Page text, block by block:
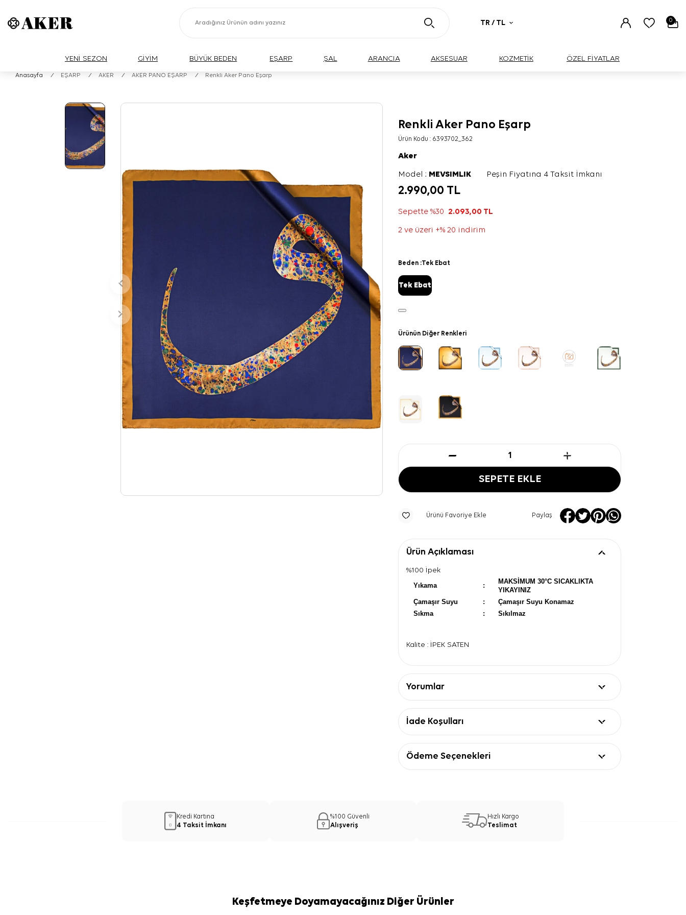
TR / TL 0
YENİ SEZON GİYİM BÜYÜK BEDEN EŞARP ŞAL ARANCIA AKSESUAR KOZMETİK ÖZEL FİYATLAR
Anasayfa / EŞARP / AKER / AKER PANO EŞARP / Renkli Aker Pano Eşarp
Renkli Aker Pano Eşarp
Ürün Kodu : 6393702_362
Aker
Model : MEVSIMLIK Peşin Fiyatına 4 Taksit İmkanı
2.990,00 TL
Sepette %30 2.093,00 TL
2 ve üzeri +% 20 indirim
Beden :Tek Ebat
Tek Ebat
Ürünün Diğer Renkleri
SEPETE EKLE
Ürünü Favoriye Ekle Paylaş
Ürün Açıklaması
%100 İpek
Yıkama
:
MAKSİMUM 30°C SICAKLIKTA
YIKAYINIZ
Çamaşır Suyu
:
Çamaşır Suyu Konamaz
Sıkma
: Sıkılmaz
Kalite : İPEK SATEN
Yorumlar
İade Koşulları
Ödeme Seçenekleri
Kredi Kartına
4 Taksit İmkanı
%100 Güvenli
Alışveriş
Hızlı Kargo
Teslimat
Keşfetmeye Doyamayacağınız Diğer Ürünler